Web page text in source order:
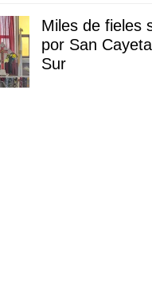
Miles de fieles
por San
Sur